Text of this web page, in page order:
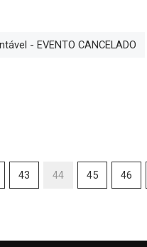
- EVENTO CANCELADO
43 44 45 46